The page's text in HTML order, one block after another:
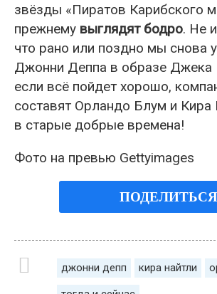
звёзды «Пиратов Карибского
прежнему выглядят бодро. Не
что рано или поздно мы снова
Джонни Деппа в образе Джека
если всё пойдет хорошо,
составят Орландо Блум и Кира
в старые добрые времена!
Фото на превью Gettyimages
ПОДЕЛИТЬСЯ
джонни депп кира найтли